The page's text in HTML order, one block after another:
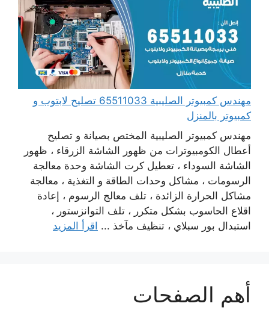
مهندس كمبيوتر الصليبية 65511033 تصليح لابتوب و
كمبيوتر بالمنزل
مهندس كمبيوتر الصليبية المختص بصيانة و تصليح
أعطال الكومبيوترات من ظهور الشاشة الزرقاء ، ظهور
الشاشة السوداء ، تعطيل كرت الشاشة وحدة معالجة
الرسومات ، مشاكل وحدات الطاقة و التغذية ، معالجة
مشاكل الحرارة الزائدة ، تلف معالج الرسوم ، إعادة
اقلاع الحاسوب بشكل متكرر ، تلف التوانزستور ،
استبدال بور سبلاي ، تنظيف مآخذ ... اقرأ المزيد
أهم الصفحات